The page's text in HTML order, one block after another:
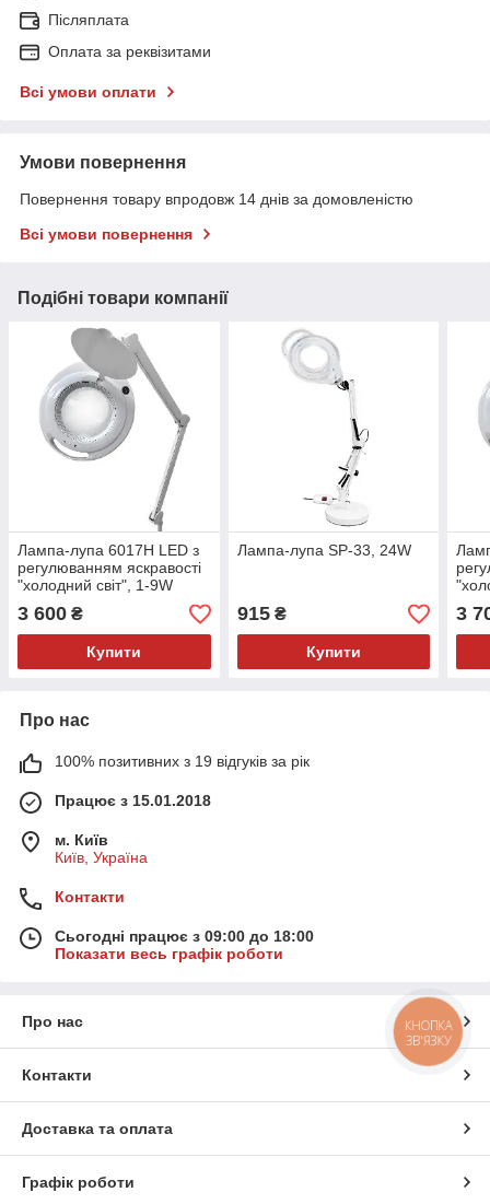
Післяплата
Оплата за реквізитами
Всі умови оплати
Умови повернення
Повернення товару впродовж 14 днів за домовленістю
Всі умови повернення
Подібні товари компанії
Лампа-лупа 6017H LED з
регулюванням яскравості
"холодний світ", 1-9W
3 600 ₴
Купити
Лампа-лупа SP-33, 24W
915₴
Купити
3
Про нас
100% позитивних з 19 відгуків за рік
Працює з 15.01.2018
м. Київ
Київ, Україна
Контакти
Сьогодні працює з 09:00 до 18:00
Показати весь графік роботи
Про нас
Контакти
Доставка та оплата
Графік роботи
КНОПКА
ЗВ'ЯЗКУ